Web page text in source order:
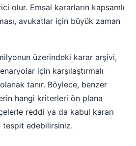
olur. Emsal kararların kapsamlı
avukatlar için büyük zaman
üzerindeki karar arşivi,
için karşılaştırmalı
tanır. Böylece, benzer
hangi kriterleri ön plana
reddi ya da kabul kararı
tespit edebilirsiniz.